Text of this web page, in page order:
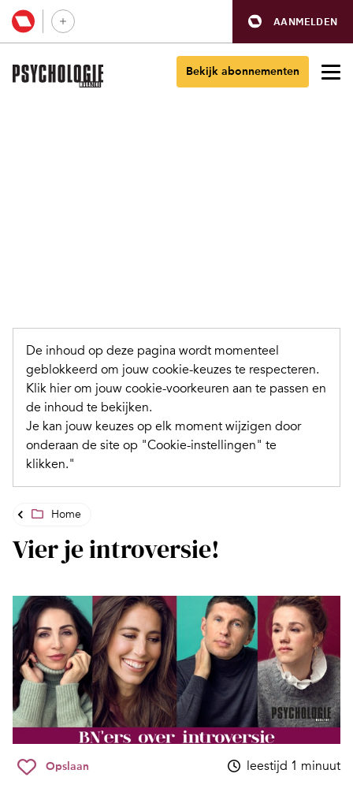
AANMELDEN
Bekijk abonnementen
De inhoud op deze pagina wordt momenteel
geblokkeerd om jouw cookie-keuzes te respecteren.
Klik hier om jouw cookie-voorkeuren aan te passen en
de inhoud te bekijken.
Je kan jouw keuzes op elk moment wijzigen door
onderaan de site op "Cookie-instellingen" te
klikken."
Home
Vier je introversie!
Opslaan leestijd 1 minuut